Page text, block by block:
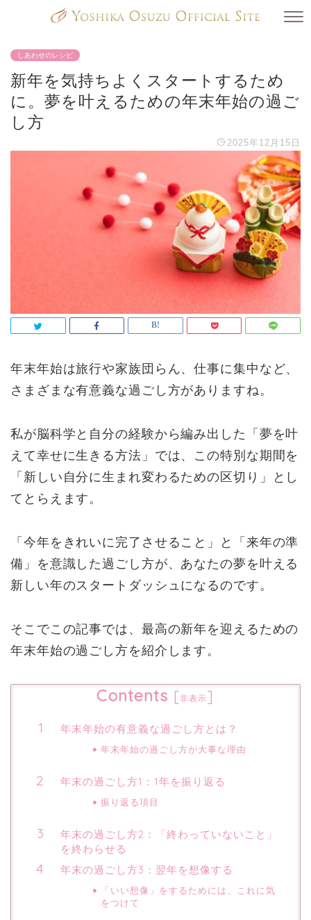
しあわせのレシピ
新年を気持ちよくスタートするため
に。夢を叶えるための年末年始の過ご
し方
2025年12月15日
年末年始は旅行や家族団らん、仕事に集中など、
さまざまな有意義な過ごし方がありますね。
私が脳科学と自分の経験から編み出した「夢を叶
えて幸せに生きる方法」では、この特別な期間を
「新しい自分に生まれ変わるための区切り」とし
てとらえます。
「今年をきれいに完了させること」と「来年の準
備」を意識した過ごし方が、あなたの夢を叶える
新しい年のスタートダッシュになるのです。
そこでこの記事では、最高の新年を迎えるための
年末年始の過ごし方を紹介します。
Contents [非表示]
年末年始の有意義な過ごし方とは？
年末年始の過ごし方が大事な理由
年末の過ごし方1：1年を振り返る
振り返る項目
年末の過ごし方2：「終わっていないこと」
を終わらせる
年末の過ごし方3：翌年を想像する
「いい想像」をするためには、これに気
をつけて